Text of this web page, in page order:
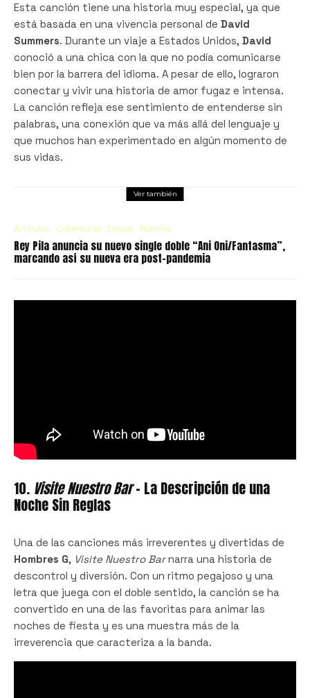
Esta canción tiene una historia muy especial, ya que
está basada en una vivencia personal de David
Summers. Durante un viaje a Estados Unidos, David
conoció a una chica con la que no podía comunicarse
bien por la barrera del idioma. A pesar de ello, lograron
conectar y vivir una historia de amor fugaz e intensa.
La canción refleja ese sentimiento de entenderse sin
palabras, una conexión que va más allá del lenguaje y
que muchos han experimentado en algún momento de
sus vidas.
Ver también
Artículos Coberturas Discos Noticias
Rey Pila anuncia su nuevo single doble “Ani Oni/Fantasma”,
marcando así su nueva era post-pandemia
10. Visite Nuestro Bar– La Descripción de una
Noche Sin Reglas
Una de las canciones más irreverentes y divertidas de
Hombres G, Visite Nuestro Barnarra una historia de
descontrol y diversión. Con un ritmo pegajoso y una
letra que juega con el doble sentido, la canción se ha
convertido en una de las favoritas para animar las
noches de fiesta y es una muestra más de la
irreverencia que caracteriza a la banda.